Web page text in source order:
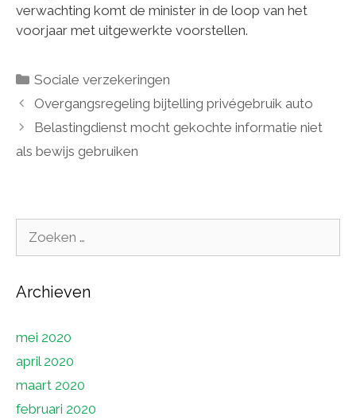
verwachting komt de minister in de loop van het
voorjaar met uitgewerkte voorstellen.
Categorieën
Sociale verzekeringen
Overgangsregeling bijtelling privégebruik auto
Belastingdienst mocht gekochte informatie niet
als bewijs gebruiken
Archieven
mei 2020
april 2020
maart 2020
februari 2020